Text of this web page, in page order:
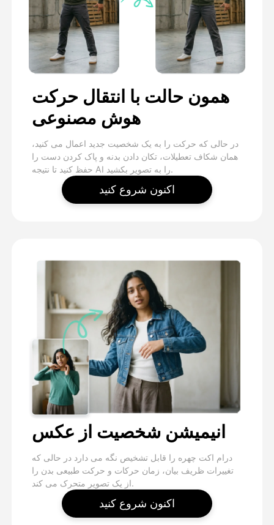
همون حالت با انتقال حرکت
هوش مصنوعی
در حالی که حرکت را به یک شخصیت جدید اعمال می کنید،
همان شکاف تعطیلات، تکان دادن بدنه و پاک کردن دست را
حفظ کنید تا نتیجه AI را به تصویر بکشید.
اکنون شروع کنید
انیمیشن شخصیت از عکس
درام اکت چهره را قابل تشخیص نگه می دارد در حالی که
تغییرات ظریف بیان، زمان حرکات و حرکت طبیعی بدن را
از یک تصویر متحرک می کند.
اکنون شروع کنید